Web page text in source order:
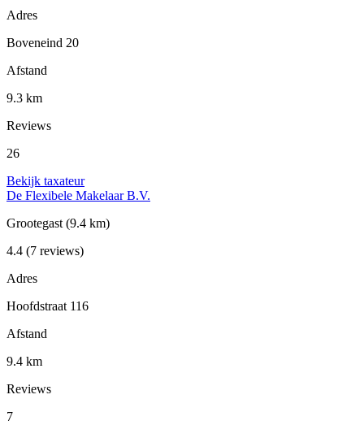
Adres
Boveneind 20
Afstand
9.3 km
Reviews
26
Bekijk taxateur
De Flexibele Makelaar B.V.
Grootegast (9.4 km)
4.4 (7 reviews)
Adres
Hoofdstraat 116
Afstand
9.4 km
Reviews
7